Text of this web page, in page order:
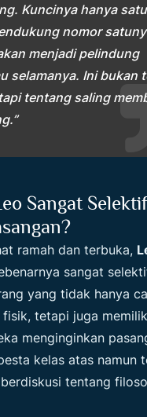
Kuncinya hanya
nomor
menjadi pelindung
selamanya. Ini bukan
tentang saling
Sangat
ramah dan terbuka,
sangat
yang tidak hanya
tetapi juga
menginginkan
kelas atas namun
tentang